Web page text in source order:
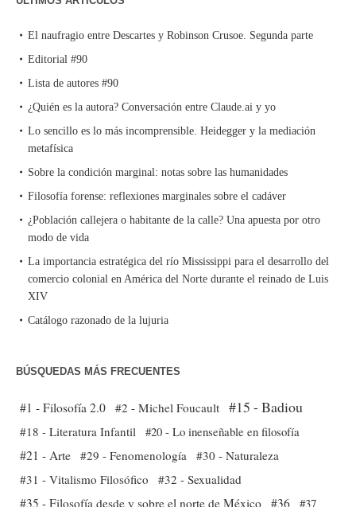
El naufragio entre Descartes y Robinson Crusoe. Segunda parte
Editorial #90
Lista de autores #90
¿Quién es la autora? Conversación entre Claude.ai y yo
Lo sencillo es lo más incomprensible. Heidegger y la mediación
metafísica
Sobre la condición marginal: notas sobre las humanidades
Filosofía forense: reflexiones marginales sobre el cadáver
¿Población callejera o habitante de la calle? Una apuesta por otro
modo de vida
La importancia estratégica del río Mississippi para el desarrollo del
comercio colonial en América del Norte durante el reinado de Luis
XIV
Catálogo razonado de la lujuria
BÚSQUEDAS MÁS FRECUENTES
#1 - Filosofía 2.0 #2 - Michel Foucault #15 - Badiou
#18 - Literatura Infantil #20 - Lo inenseñable en filosofía
#21 - Arte #29 - Fenomenología
#30 - Naturaleza
#31 - Vitalismo Filosófico
#32 - Sexualidad
#35 - Filosofía desde y sobre el norte de México #36 #37